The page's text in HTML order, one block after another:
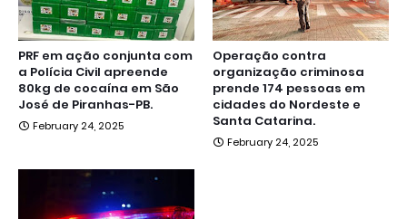
PRF em ação conjunta com
a Polícia Civil apreende
80kg de cocaína em São
José de Piranhas-PB.
February 24, 2025
Operação contra
organização criminosa
prende 174 pessoas em
cidades do Nordeste e
Santa Catarina.
February 24, 2025